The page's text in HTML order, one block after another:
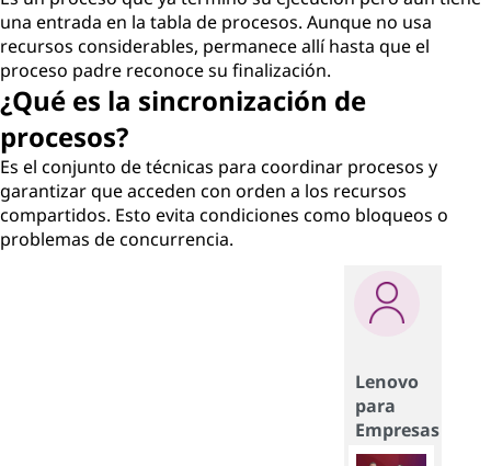
una entrada en la tabla de procesos. Aunque no usa
recursos considerables, permanece allí hasta que el
proceso padre reconoce su finalización.
¿Qué es la sincronización de
procesos?
Es el conjunto de técnicas para coordinar procesos y
garantizar que acceden con orden a los recursos
compartidos. Esto evita condiciones como bloqueos o
problemas de concurrencia.
Lenovo
para
Empresas